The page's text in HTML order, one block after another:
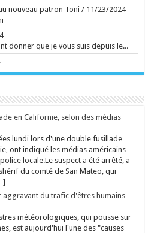
de 77 ans.
malmenés
le
belge à
le 07/08 19:56
William
sur l'album
est
ses proches
le 07/08 18:02
nouveau patron Toni / 11/23/2024
donner que je vous suis depuis le...
en Californie, selon des médias
lundi lors d'une double fusillade
ont indiqué les médias américains
locale.Le suspect a été arrêté, a
du comté de San Mateo, qui
aggravant du trafic d'êtres humains
météorologiques, qui pousse sur
est aujourd'hui l'une des "causes